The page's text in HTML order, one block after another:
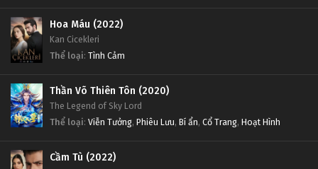
Hoa Máu (2022)
Kan Cicekleri
Thể loại: Tình Cảm
Thần Võ Thiên Tôn (2020)
The Legend of Sky Lord
Thể loại: Viễn Tưởng, Phiêu Lưu, Bí ẩn, Cổ Trang, Hoạt Hình
Cầm Tù (2022)